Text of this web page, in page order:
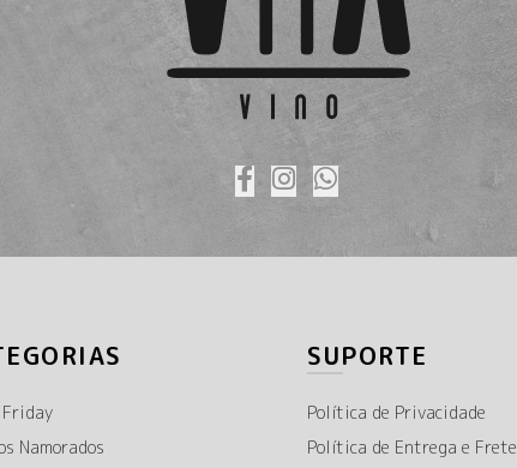
Friday
Namorados
SUPORTE
Política de Privacidade
Política de Entrega e Frete